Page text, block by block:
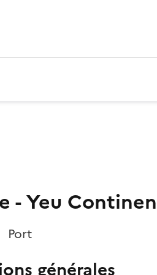
- Yeu
Port
générales